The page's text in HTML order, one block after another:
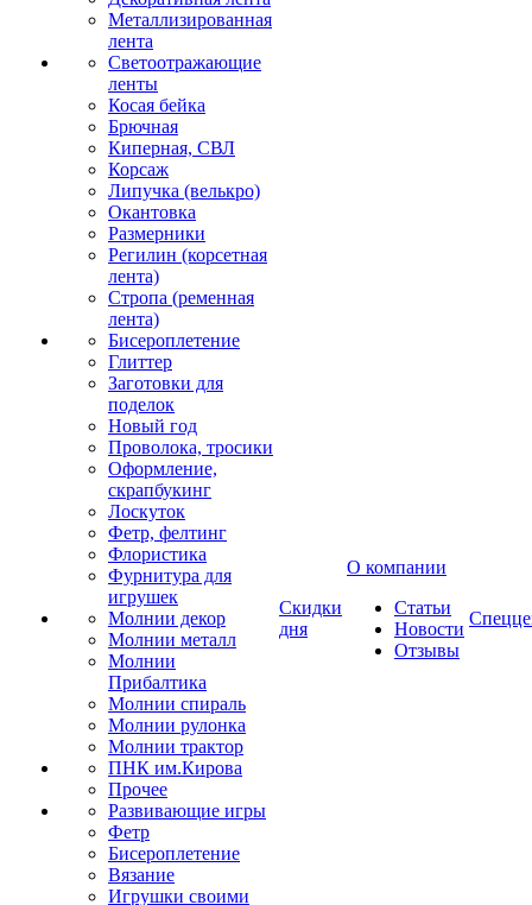
Металлизированная
лента
Светоотражающие
ленты
Косая бейка
Брючная
Киперная, СВЛ
Корсаж
Липучка (велькро)
Окантовка
Размерники
Регилин (корсетная
лента)
Стропа (ременная
лента)
Бисероплетение
Глиттер
Заготовки для
поделок
Новый год
Проволока, тросики
Оформление,
скрапбукинг
Лоскуток
Фетр, фелтинг
Флористика
Фурнитура для
игрушек
Молнии декор
Молнии металл
Молнии
Прибалтика
Молнии спираль
Молнии рулонка
Молнии трактор
ПНК им.Кирова
Прочее
Развивающие игры
Фетр
Бисероплетение
Вязание
Игрушки своими
Скидки
дня
О компании
Статьи
Новости
Отзывы